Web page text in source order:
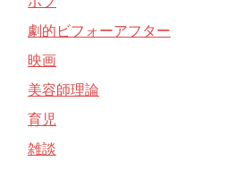
劇的ビフォーアフター
映画
美容師理論
育児
雑談